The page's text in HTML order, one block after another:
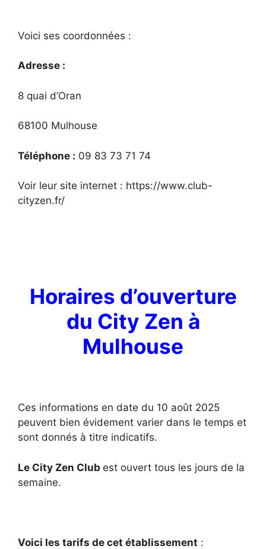
Voici ses coordonnées :
Adresse :
8 quai d’Oran
68100 Mulhouse
Téléphone : 09 83 73 71 74
Voir leur site internet : https://www.club-
cityzen.fr/
Horaires d’ouverture
du City Zen à
Mulhouse
Ces informations en date du 10 août 2025
peuvent bien évidement varier dans le temps et
sont donnés à titre indicatifs.
Le City Zen Club est ouvert tous les jours de la
semaine.
Voici les tarifs de cet établissement :